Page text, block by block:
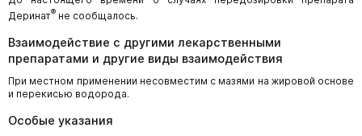
Деринат® не сообщалось.
Взаимодействие с другими лекарственными
препаратами и другие виды взаимодействия
При местном применении несовместим с мазями на жировой основе
и перекисью водорода.
Особые указания